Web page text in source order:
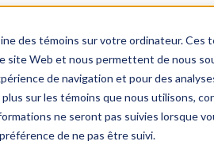
des témoins sur votre ordinateur.
site Web et nous permettent de nous
de navigation et pour des
plus sur les témoins que nous utilisons,
ne seront pas suivies lorsque
de ne pas être suivi.